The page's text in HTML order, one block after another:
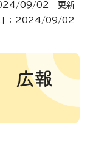
09/02 更新
： 2024/09/02
広報